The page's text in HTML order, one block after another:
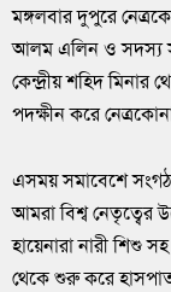
মঙ্গলবার দুপুরে
আলম এলিন ও সদস্য
কেন্দ্রীয় শহিদ
পদক্ষীন করে
এসময় সমাবেশে
আমরা বিশ্ব নেতৃত্বের
হায়েনারা নারী শিশু
থেকে শুরু করে